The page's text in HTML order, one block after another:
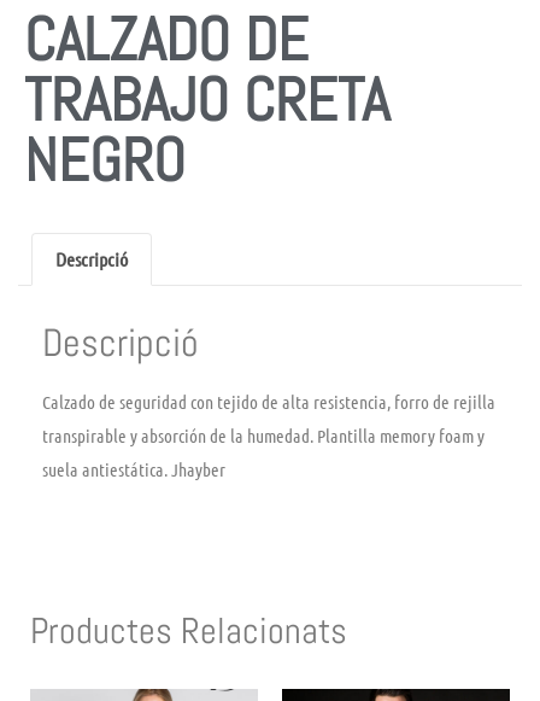
CALZADO DE
TRABAJO CRETA
NEGRO
Descripció
Descripció
Calzado de seguridad con tejido de alta resistencia, forro de rejilla
transpirable y absorción de la humedad. Plantilla memory foam y
suela antiestática. Jhayber
Productes Relacionats